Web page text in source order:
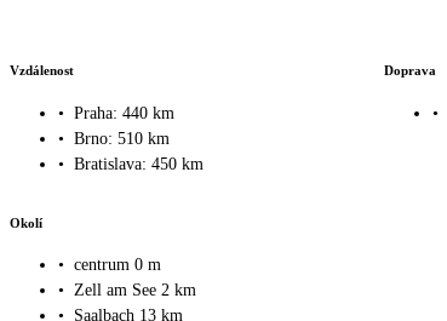
Vzdálenost
• Praha: 440 km
• Brno: 510 km
• Bratislava: 450 km
Doprava
•
Okolí
• centrum 0 m
• Zell am See 2 km
•
Saalbach 13 km